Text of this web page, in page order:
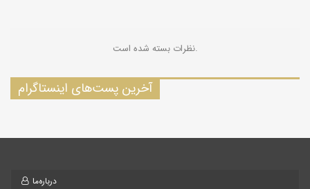
نظرات بسته شده است.
آخرین پست‌های اینستاگرام
درباره‌ما